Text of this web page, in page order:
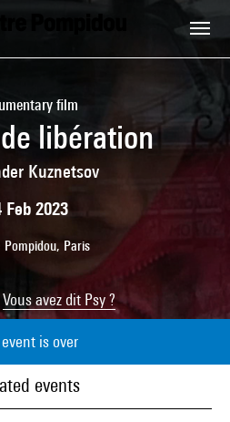
film
libération
Kuznetsov
Feb 2023
Pompidou, Paris
Vous avez dit Psy ?
is over
events